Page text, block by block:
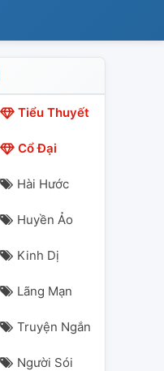
Tiểu Thuyết
Cổ Đại
Hài Hước
Huyền Ảo
Kinh Dị
Lãng Mạn
Truyện Ngắn
Người Sói